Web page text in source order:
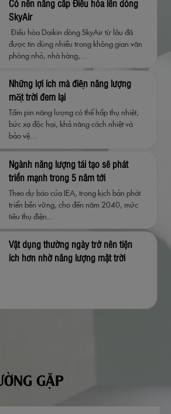
Có nên nâng cấp Điều hòa lên dòng
SkyAir
Điều hòa Daikin dòng SkyAir từ lâu đã
được tin dùng nhiều trong không gian văn
phòng nhỏ, nhà hàng,...
Những lợi ích mà điện năng lượng
mặt trời đem lại
Tấm pin năng lượng có thể hấp thụ nhiệt,
bức xạ độc hại, khả năng cách nhiệt và
bảo vệ...
Ngành năng lượng tái tạo sẽ phát
triển mạnh trong 5 năm tới
Theo dự báo của IEA, trong kịch bản phát
triển bền vững, cho đến năm 2040, mức
tiêu thụ điện...
Vật dụng thường ngày trở nên tiện
ích hơn nhờ năng lượng mặt trời
GẶP